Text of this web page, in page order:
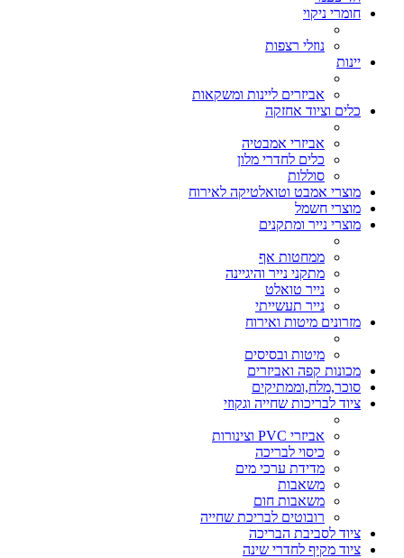
חומרי ניקוי
נוזלי רצפות
יינות
אביזרים ליינות ומשקאות
כלים וציוד אחזקה
אביזרי אמבטיה
כלים לחדרי מלון
סוללות
מוצרי אמבט וטואלטיקה לאירוח
מוצרי חשמל
מוצרי נייר ומתקנים
ממחטות אף
מתקני נייר והיגיינה
נייר טואלט
נייר תעשייתי
מזרונים מיטות ואירוח
מיטות ובסיסים
מכונות קפה ואביזרים
סוכר,מלח,וממתיקים
ציוד לבריכות שחייה וגקוזי
אביזרי PVC וצינורות
כיסוי לבריכה
מדידת ערכי מים
משאבות
משאבות חום
רובוטים לבריכת שחייה
ציוד לסביבת הבריכה
ציוד מקיף לחדרי שינה